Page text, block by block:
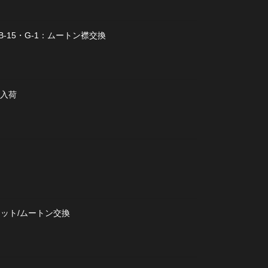
15・G-1：ムートン襟交換
荷
ト/ムートン交換